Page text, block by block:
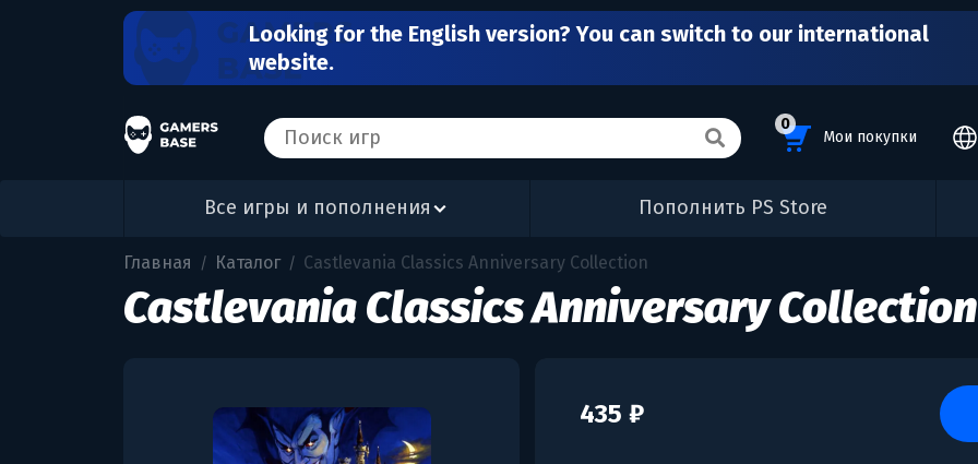
Looking for the English version? You can switch to our international
website.
0
Мои покупки
Все игры и пополнения Пополнить PS Store
Главная / Каталог / Castlevania Classics Anniversary Collection
Castlevania Classics Anniversary Collection
435 ₽